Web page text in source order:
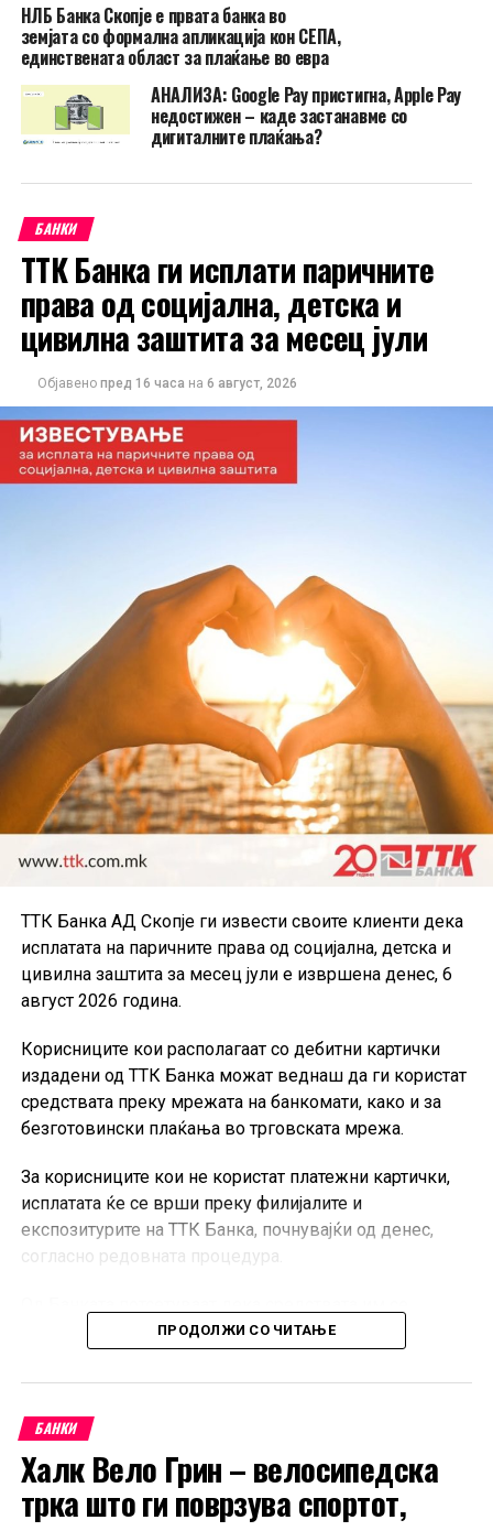
НЛБ Банка Скопје e првата банка во
земјата со формална апликација кон СЕПА,
единствената област за плаќање во евра
АНАЛИЗА: Google Pay пристигна, Apple Pay
недостижен – каде застанавме со
дигиталните плаќања?
БАНКИ
ТТК Банка ги исплати паричните
права од социјална, детска и
цивилна заштита за месец јули
Објавено пред 16 часа на 6 август, 2026
ТТК Банка АД Скопје ги извести своите клиенти дека
исплатата на паричните права од социјална, детска и
цивилна заштита за месец јули е извршена денес, 6
август 2026 година.
Корисниците кои располагаат со дебитни картички
издадени од ТТК Банка можат веднаш да ги користат
средствата преку мрежата на банкомати, како и за
безготовински плаќања во трговската мрежа.
За корисниците кои не користат платежни картички,
исплатата ќе се врши преку филијалите и
експозитурите на ТТК Банка, почнувајќи од денес,
согласно редовната процедура.
достапни на сите корисници во согласност со
ПРОДОЛЖИ СО ЧИТАЊЕ
БАНКИ
Халк Вело Грин – велосипедска
трка што ги поврзува спортот,